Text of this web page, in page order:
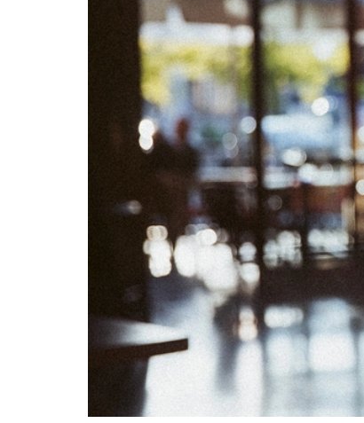
02
03
09
10
16
17
23
24
30